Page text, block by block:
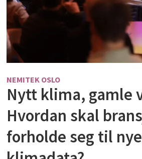
NEMITEK OSLO
Nytt klima, gamle
Hvordan skal
forholde seg til nye